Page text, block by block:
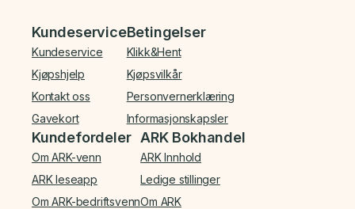
Bunnmeny
Kundeservice
Kundeservice
Kjøpshjelp
Kontakt oss
Gavekort
Betingelser
Klikk&Hent
Kjøpsvilkår
Personvernerklæring
Informasjonskapsler
Kundefordeler
Om ARK-venn
ARK leseapp
Om ARK-bedriftsvenn
ARK Bokhandel
ARK Innhold
Ledige stillinger
Om ARK